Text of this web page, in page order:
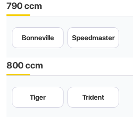
790 ccm
Bonneville Speedmaster
800 ccm
Tiger Trident